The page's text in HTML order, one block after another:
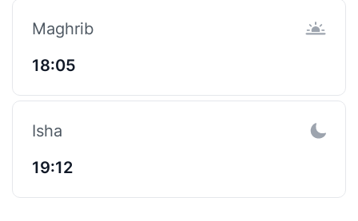
Maghrib
18:05
Isha
19:12